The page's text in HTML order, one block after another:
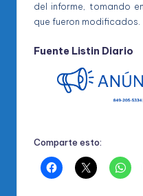
del informe, tomando
que fueron modificados.
Fuente Listin Diario
Comparte esto: